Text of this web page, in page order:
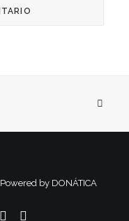
Powered by DONÁTICA